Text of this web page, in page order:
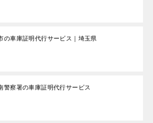
の車庫証明代行サービス｜埼玉県
警察署の車庫証明代行サービス